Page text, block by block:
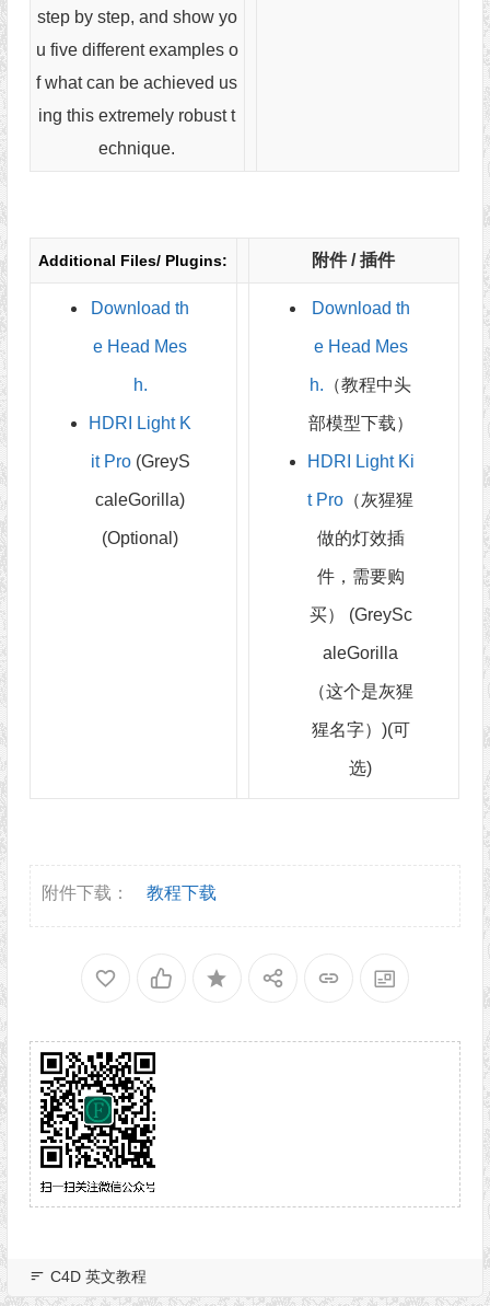
step by step, and show yo
u five different examples o
f what can be achieved us
ing this extremely robust t
echnique.
Additional Files/ Plugins: 附件 / 插件
Download th
e Head Mes
h.
HDRI Light K
it Pro(GreyS
caleGorilla)
(Optional)
Download th
e Head Mes
h. （教程中头
部模型下载）
HDRI Light Ki
t Pro （灰猩猩
做的灯效插
件，需要购
买） (GreySc
aleGorilla
（这个是灰猩
猩名字）)(可
选)
附件下载： 教程下载
C4D 英文教程